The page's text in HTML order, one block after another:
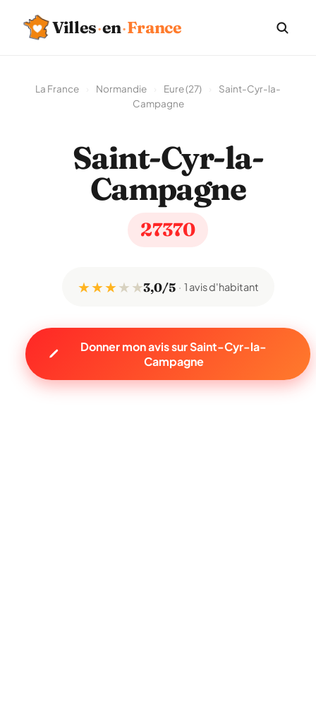
Villes·en·France
La France Normandie Eure (27)
Saint-Cyr-la-
Campagne
Saint-Cyr-la-
Campagne
27370
★ ★ ★★ ★3,0/5 1 avis d'habitant
Donner mon avis sur Saint-Cyr-la-
Campagne